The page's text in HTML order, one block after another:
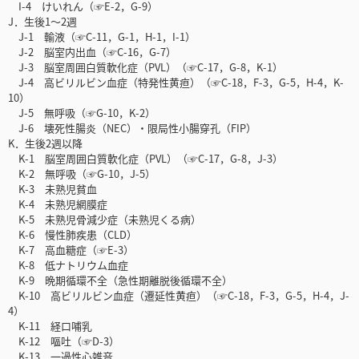
I-4 けいれん（☞E-2，G-9）
J．生後1～2週
J-1 輸液（☞C-11，G-1，H-1，I-1）
J-2 脳室内出血（☞C-16，G-7）
J-3 脳室周囲白質軟化症（PVL）（☞C-17，G-8，K-1）
J-4 高ビリルビン血症（特発性黄疸）（☞C-18，F-3，G-5，H-4，K-
10）
J-5 無呼吸（☞G-10，K-2）
J-6 壊死性腸炎（NEC）・限局性小腸穿孔（FIP）
K．生後2週以降
K-1 脳室周囲白質軟化症（PVL）（☞C-17，G-8，J-3）
K-2 無呼吸（☞G-10，J-5）
K-3 未熟児貧血
K-4 未熟児網膜症
K-5 未熟児骨減少症（未熟児くる病）
K-6 慢性肺疾患（CLD）
K-7 高血糖症（☞E-3）
K-8 低ナトリウム血症
K-9 晩期循環不全（急性期離脱後循環不全）
K-10 高ビリルビン血症（遷延性黄疸）（☞C-18，F-3，G-5，H-4，J-
4）
K-11 経口哺乳
K-12 嘔吐（☞D-3）